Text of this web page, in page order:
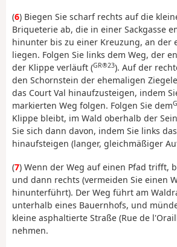
(6) Biegen Sie scharf rechts auf die
Briqueterie ab, die in einer Sackgasse
hinunter bis zu einer Kreuzung, an der
liegen. Folgen Sie links dem Weg, der
der Klippe verläuft (GR®23). Auf der
den Schornstein der ehemaligen
das Court Val hinaufzusteigen, indem
markierten Weg folgen. Folgen Sie dem
Klippe bleibt, im Wald oberhalb der
Sie sich dann davon, indem Sie links
hinaufsteigen (langer, gleichmäßiger
(7) Wenn der Weg auf einen Pfad trifft,
und dann rechts (vermeiden Sie einen
hinunterführt). Der Weg führt am
unterhalb eines Bauernhofs, und
kleine asphaltierte Straße (Rue de
nehmen.